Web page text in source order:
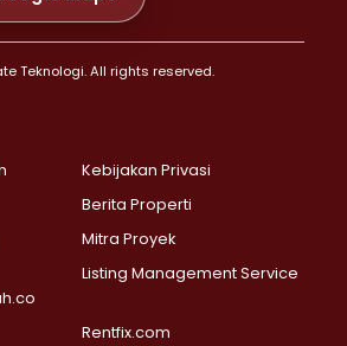
Baru >
Hilir >
Jakarta Selatan >
Bulus >
Selatan >
Labu >
Agung >
>
Pinang >
Teknologi. All rights reserved.
Kebijakan Privasi
Berita Properti
Mitra Proyek
Listing Management Service
Rentfix.com